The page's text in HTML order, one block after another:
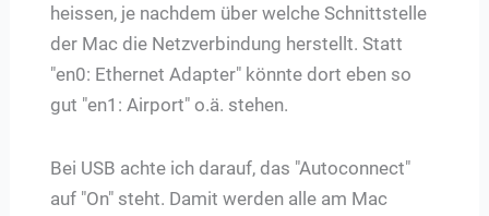
heissen, je nachdem über welche Schnittstelle
der Mac die Netzverbindung herstellt. Statt
"en0: Ethernet Adapter" könnte dort eben so
gut "en1: Airport" o.ä. stehen.
Bei USB achte ich darauf, das "Autoconnect"
auf "On" steht. Damit werden alle am Mac